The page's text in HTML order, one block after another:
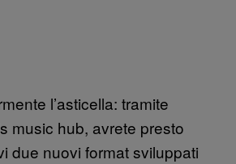
l’asticella: tramite
music hub, avrete presto
due nuovi format sviluppati